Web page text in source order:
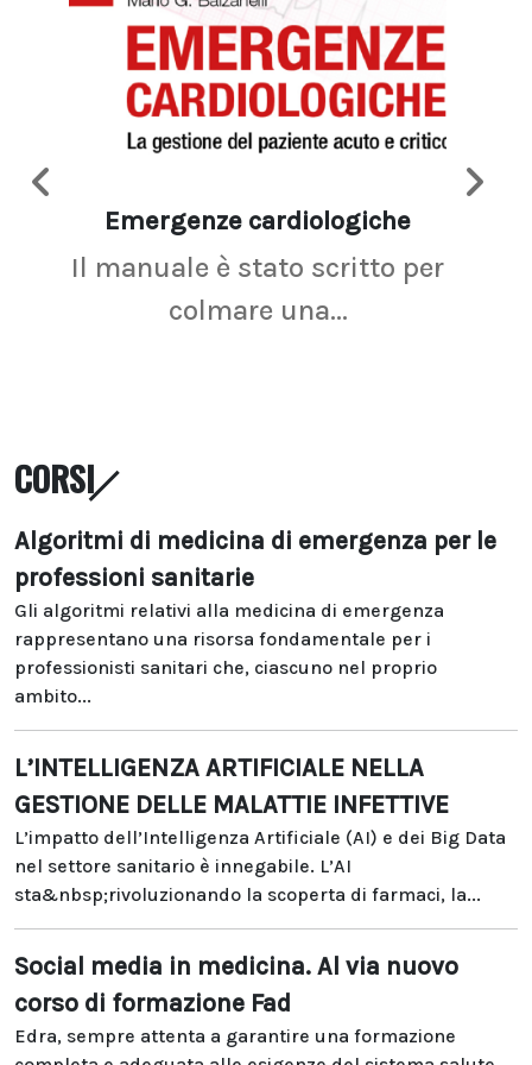
Emergenze cardiologiche
Il manuale è stato scritto per
colmare una...
CORSI
Algoritmi di medicina di emergenza per le
professioni sanitarie
Gli algoritmi relativi alla medicina di emergenza
rappresentano una risorsa fondamentale per i
professionisti sanitari che, ciascuno nel proprio
ambito...
L’INTELLIGENZA ARTIFICIALE NELLA
GESTIONE DELLE MALATTIE INFETTIVE
L’impatto dell’Intelligenza Artificiale (AI) e dei Big Data
nel settore sanitario è innegabile. L’AI
sta&nbsp;rivoluzionando la scoperta di farmaci, la...
Social media in medicina. Al via nuovo
corso di formazione Fad
Edra, sempre attenta a garantire una formazione